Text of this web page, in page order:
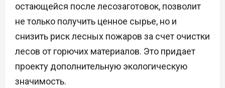
остающейся после лесозаготовок, позволит
не только получить ценное сырье, но и
снизить риск лесных пожаров за счет очистки
лесов от горючих материалов. Это придает
проекту дополнительную экологическую
значимость.